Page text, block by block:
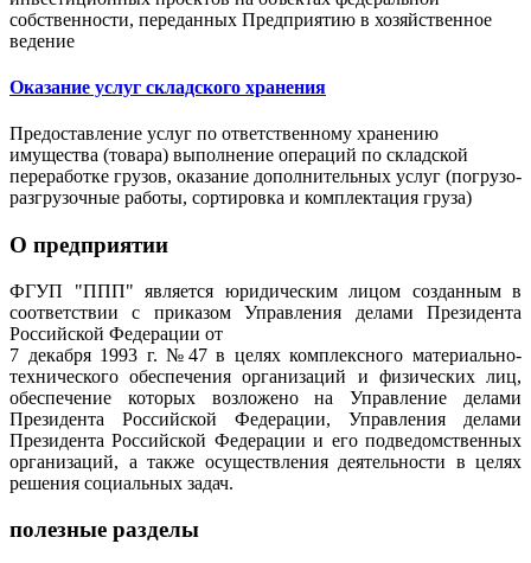
собственности, переданных Предприятию в хозяйственное
ведение
Оказание услуг складского хранения
Предоставление услуг по ответственному хранению
имущества (товара) выполнение операций по складской
переработке грузов, оказание дополнительных услуг (погрузо-
разгрузочные работы, сортировка и комплектация груза)
О предприятии
ФГУП "ППП" является юридическим лицом созданным в
соответствии с приказом Управления делами Президента
Российской Федерации от
7 декабря 1993 г. №47 в целях комплексного материально-
технического обеспечения организаций и физических лиц,
обеспечение которых возложено на Управление делами
Президента Российской Федерации, Управления делами
Президента Российской Федерации и его подведомственных
организаций, а также осуществления деятельности в целях
решения социальных задач.
полезные разделы